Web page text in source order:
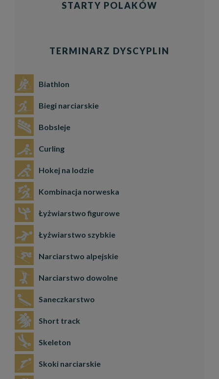
STARTY POLAKÓW
TERMINARZ DYSCYPLIN
Biathlon
Biegi narciarskie
Bobsleje
Curling
Hokej na lodzie
Kombinacja norweska
Łyżwiarstwo figurowe
Łyżwiarstwo szybkie
Narciarstwo alpejskie
Narciarstwo dowolne
Saneczkarstwo
Short track
Skeleton
Skoki narciarskie